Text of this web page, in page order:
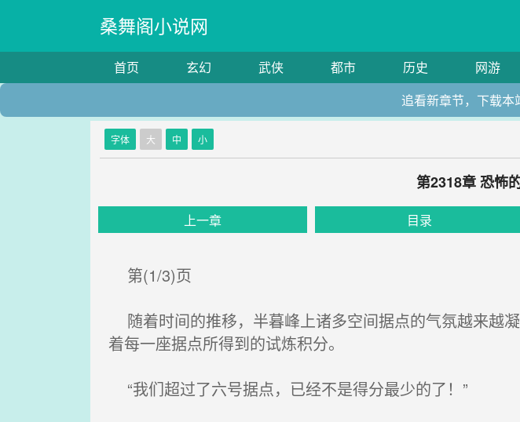
桑舞阁小说网
首页 玄幻 武侠 都市 历史 网游
追看新章节，下载
字体 大 中 小
第2318章 恐怖
上一章 目录
第(1/3)页
随着时间的推移，半暮峰上诸多空间据点的气氛越来越
着每一座据点所得到的试炼积分。
“我们超过了六号据点，已经不是得分最少的了！”